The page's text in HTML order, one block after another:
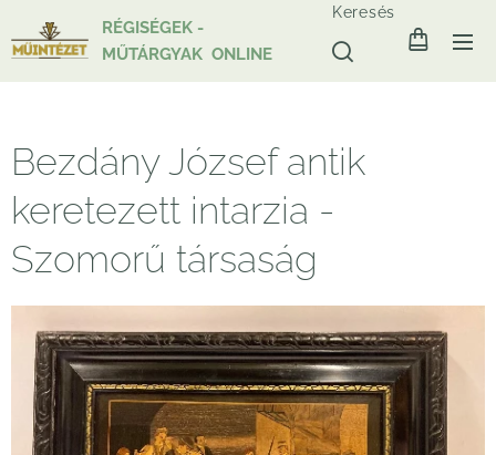
RÉGISÉGEK -
MŰTÁRGYAK ONLINE
Keresés
Bezdány József antik
keretezett intarzia -
Szomorű társaság